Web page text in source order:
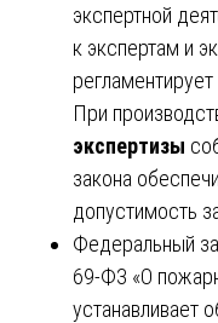
экспертной
к экспертам и
При
экспертизы
закона
допустимость
Федеральный
69-ФЗ «О
устанавливает